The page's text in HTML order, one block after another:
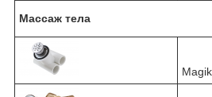
Массаж тела